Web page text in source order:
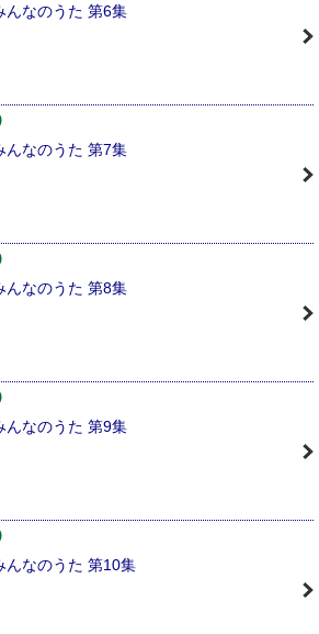
んなのうた 第6集
んなのうた 第7集
んなのうた 第8集
んなのうた 第9集
んなのうた 第10集